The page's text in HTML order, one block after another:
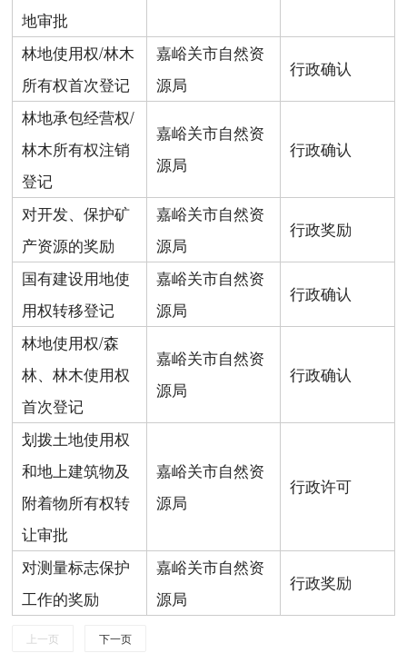
地审批
林地使用权/林木
所有权首次登记
嘉峪关市自然资
源局
行政确认
林地承包经营权/
林木所有权注销
登记
嘉峪关市自然资
源局
行政确认
对开发、保护矿
产资源的奖励
嘉峪关市自然资
源局
行政奖励
国有建设用地使
用权转移登记
嘉峪关市自然资
源局
行政确认
林地使用权/森
林、林木使用权
首次登记
嘉峪关市自然资
源局
行政确认
划拨土地使用权
和地上建筑物及
附着物所有权转
让审批
嘉峪关市自然资
源局
行政许可
对测量标志保护
工作的奖励
嘉峪关市自然资
源局
行政奖励
上一页 下一页